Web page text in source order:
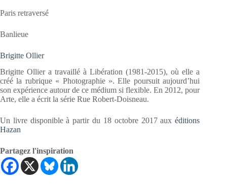
Paris retraversé
Banlieue
Brigitte Ollier
Brigitte Ollier a travaillé à Libération (1981-2015), où elle a
créé la rubrique « Photographie ». Elle poursuit aujourd’hui
son expérience autour de ce médium si flexible. En 2012, pour
Arte, elle a écrit la série Rue Robert-Doisneau.
Un livre disponible à partir du 18 octobre 2017 auxéditions
Hazan
Partagez l'inspiration